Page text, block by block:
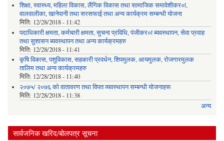
शिक्षा, स्वास्थ्य, महिला विकास, लैंगिक विकास तथा सामाजिक समावेशीकर०ा,
वालवालीका, खानेपानी तथा सरसफाई तथा अन्य कार्यक्रम सम्बन्धी योजना
मिति: 12/28/2018 - 11:42
पदाधिकारी क्षमता, कर्मचारी क्षमता, सुचना प्रविधि, पंजीकर०ा ब्यवस्थापन, सेवा प्रवाह
तथा सुशासन ब्यवस्थापन तथा अन्य कार्यक्रमहरु
मिति: 12/28/2018 - 11:41
कृषि विकास, पशुविकास, सहकारी प्रवर्धन, शिपमुलक, आयमुलक, रोजगारमुलक
तालिम तथा अन्य कार्यक्रमहरु
मिति: 12/28/2018 - 11:40
२०७५/ २०७६ को वातावरण तथा विपत व्यवस्थापन सम्बन्धी योजनाहरू
मिति: 12/28/2018 - 11:38
अन्य
सार्वजनिक खरिद/बोलपत्र सूचना